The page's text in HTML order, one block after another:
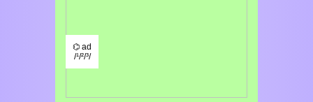
⌬ ad
/¹/²/³/